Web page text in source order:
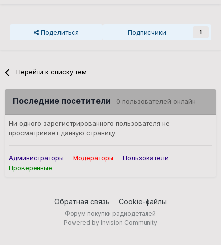
Поделиться Подписчики 1
Перейти к списку тем
Последние посетители 0 пользователей онлайн
Ни одного зарегистрированного пользователя не
просматривает данную страницу
Администраторы Модераторы
Пользователи
Проверенные
Обратная связь Cookie-файлы
Форум покупки радиодеталей
Powered by Invision Community